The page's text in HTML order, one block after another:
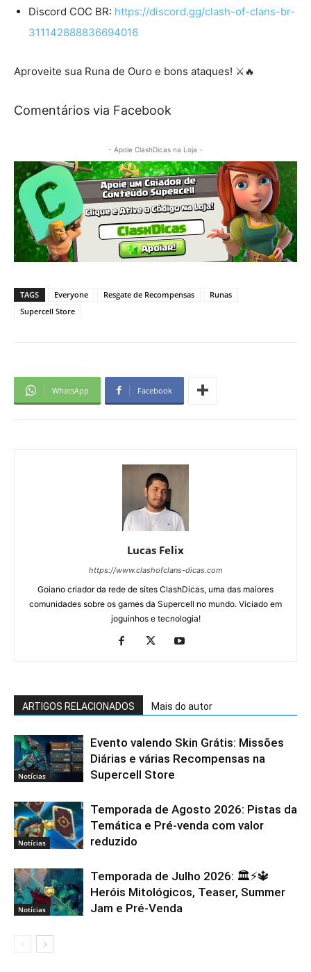
Discord COC BR: https://discord.gg/clash-of-clans-br-
311142888836694016
Aproveite sua Runa de Ouro e bons ataques! ⚔️🔥
Comentários via Facebook
- Apoie ClashDicas na Loja -
TAGS Everyone Resgate de Recompensas
Runas
Supercell Store
WhatsApp Facebook
Lucas Felix
https://www.clashofclans-dicas.com
Goiano criador da rede de sites ClashDicas, uma das maiores
comunidades sobre os games da Supercell no mundo. Viciado em
joguinhos e tecnologia!
ARTIGOS RELACIONADOS Mais do autor
Notícias
Evento valendo Skin Grátis: Missões
Diárias e várias Recompensas na
Supercell Store
Notícias
Temporada de Agosto 2026: Pistas da
Temática e Pré-venda com valor
reduzido
Notícias
Temporada de Julho 2026: 🏛️⚡️🔱
Heróis Mitológicos, Teaser, Summer
Jam e Pré-Venda